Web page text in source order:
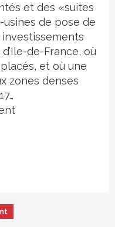
et des «suites
de pose de
de-France, où
et où une
zones denses